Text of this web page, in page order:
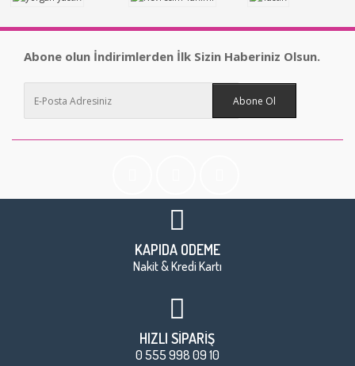
Abone olun İndirimlerden İlk Sizin Haberiniz Olsun.
Abone Ol
KAPIDA ÖDEME
Nakit & Kredi Kartı
HIZLI SİPARİŞ
0 555 998 09 10